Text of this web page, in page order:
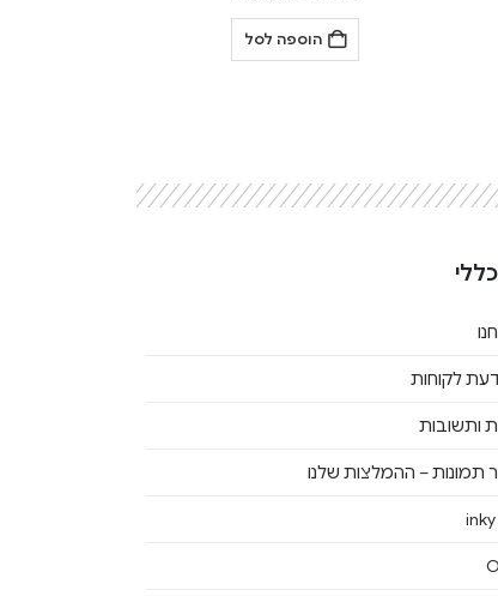
הוספה לסל
לקוחות
ותשובות
תמונות – ההמלצות שלנו